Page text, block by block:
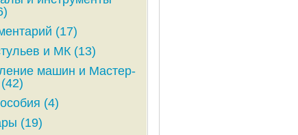
(17)
и МК (13)
машин и Мастер-
(4)
(19)